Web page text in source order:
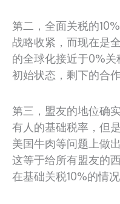
第二，全面关税的
战略收紧，而现在是
的全球化接近于0%关
初始状态，剩下的合
第三，盟友的地位确
有人的基础税率，但
美国牛肉等问题上做
这等于给所有盟友的
在基础关税10%的情